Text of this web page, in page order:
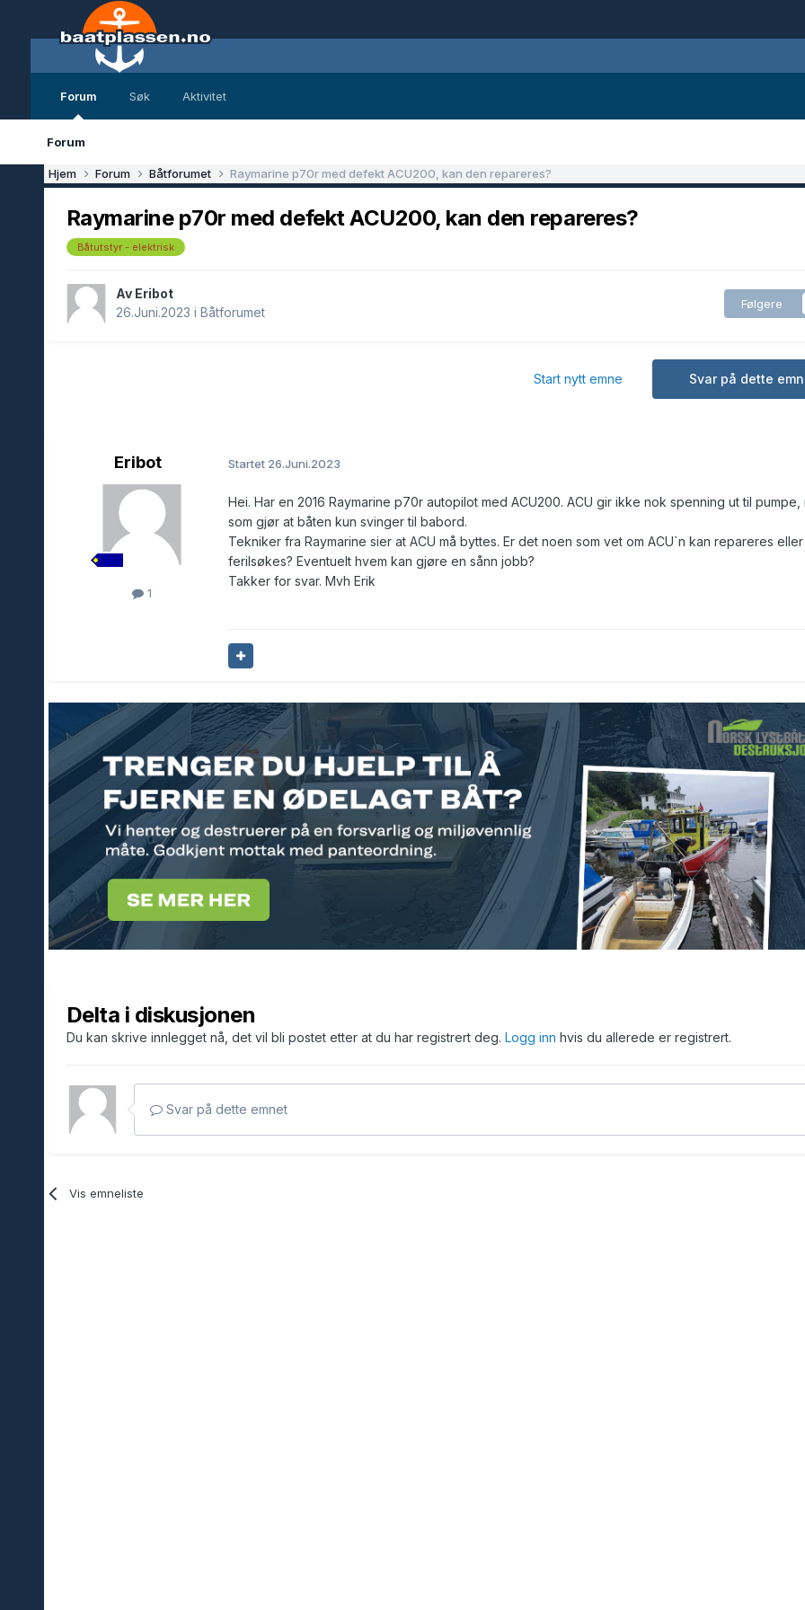
Forum
Forum
Søk Aktivitet
Hjem Forum Båtforumet Raymarine p70r med defekt ACU200, kan den repareres?
Raymarine p70r med defekt ACU200, kan den repareres?
Båtutstyr - elektrisk
Av Eribot
26.Juni.2023 i Båtforumet
Følgere
Svar på dette
Start nytt emne
Eribot
1
Startet 26.Juni.2023
Hei. Har en 2016 Raymarine p70r autopilot med ACU200. ACU gir ikke nok spenning ut til pumpe,
som gjør at båten kun svinger til babord.
Tekniker fra Raymarine sier at ACU må byttes. Er det noen som vet om ACU`n kan repareres eller
ferilsøkes? Eventuelt hvem kan gjøre en sånn jobb?
Takker for svar. Mvh Erik
Delta i diskusjonen
Du kan skrive innlegget nå, det vil bli postet etter at du har registrert deg. Logg inn hvis du allerede er registrert.
Svar på dette emnet
Vis emneliste